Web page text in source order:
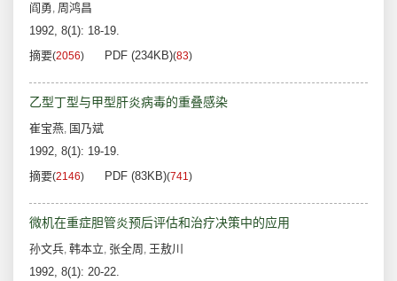
阎勇, 周鸿昌
1992, 8(1): 18-19.
摘要(2056) PDF (234KB)(83)
乙型丁型与甲型肝炎病毒的重叠感染
崔宝燕, 国乃斌
1992, 8(1): 19-19.
摘要(2146) PDF (83KB)(741)
微机在重症胆管炎预后评估和治疗决策中的应用
孙文兵, 韩本立, 张全周 , 王敖川
1992, 8(1): 20-22.